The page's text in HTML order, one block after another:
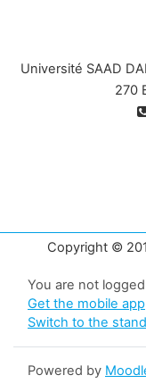
Université SAAD
270
Copyright ©
You are not
Get the mobile app
Switch to the
Powered by